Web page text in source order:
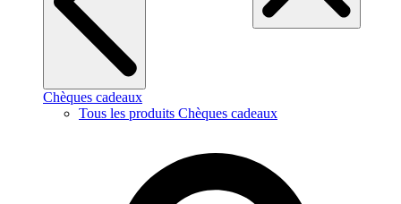
Chèques cadeaux
Tous les produits Chèques cadeaux